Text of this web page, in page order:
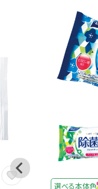
選べる本体色